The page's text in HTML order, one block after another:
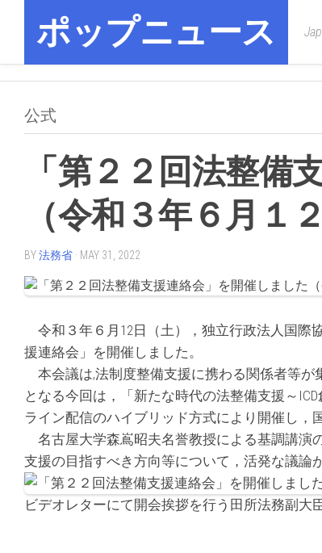
contentポップニュース
公式
「第２２回法整備
（令和３年６月１
BY法務省 · MAY 31, 2022
令和３年６月12日（土），独立行政法人国際
援連絡会」を開催しました。
本会議は,法制度整備支援に携わる関係者等が
となる今回は，「新たな時代の法整備支援～
ライン配信のハイブリッド方式により開催し，
名古屋大学森嶌昭夫名誉教授による基調講演
支援の目指すべき方向等について，活発な議論
ビデオレターにて開会挨拶を行う田所法務副大